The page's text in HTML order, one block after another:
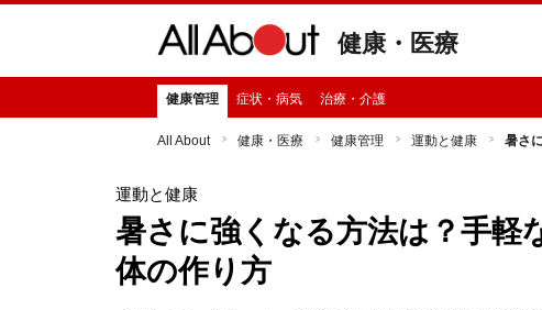
健康・医療
健康管理 症状・病気 治療・介護
All About 健康・医療 健康管理 運動と健康 暑さ
運動と健康
暑さに強くなる方法は？手軽
体の作り方